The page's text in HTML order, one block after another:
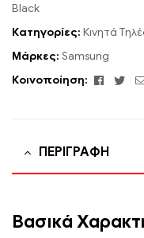
Black
Κατηγορίες: Κινητά
Μάρκες: Samsung
Κοινοποίηση:
ΠΕΡΙΓΡΑΦΉ
Βασικά